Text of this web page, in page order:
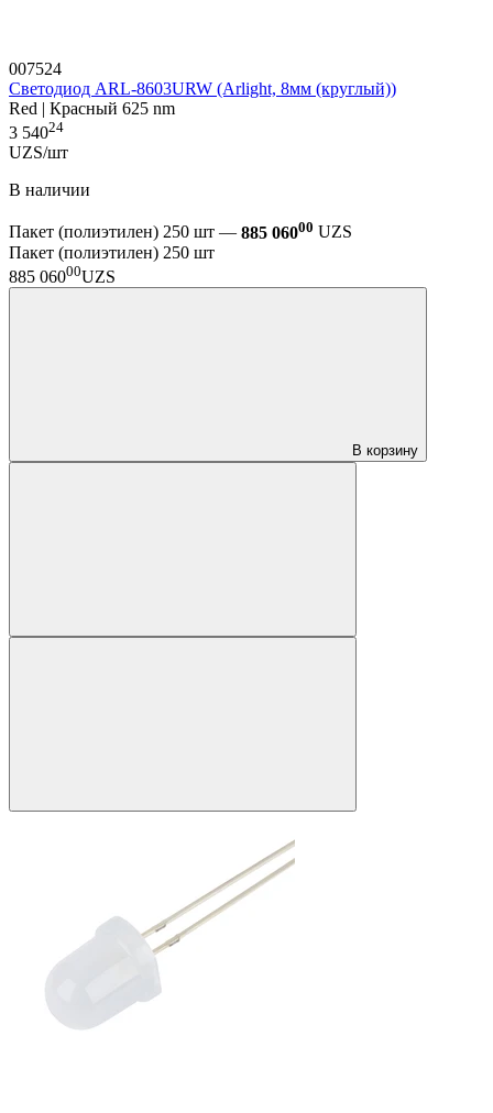
007524
Светодиод ARL-8603URW (Arlight, 8мм (круглый))
Red | Красный 625 nm
3 54024
UZS/шт
В наличии
Пакет (полиэтилен) 250 шт — 885 06000 UZS
Пакет (полиэтилен) 250 шт
885 06000UZS
В корзину